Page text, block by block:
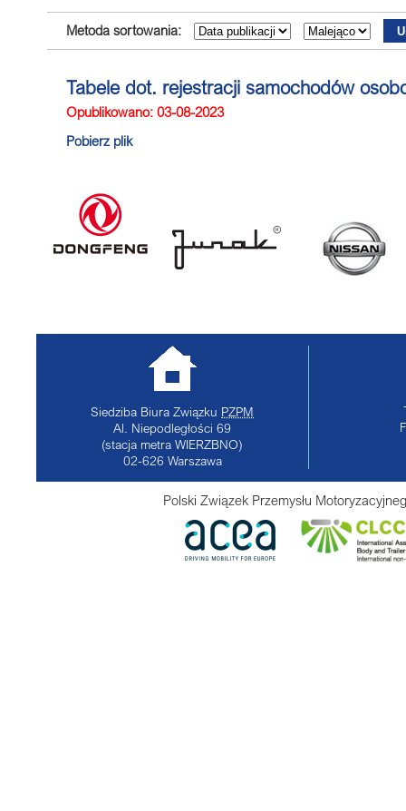
Metoda sortowania:
Tabele dot. rejestracji samochodów
Opublikowano: 03-08-2023
Pobierz plik
Siedziba Biura Związku PZPM
Al. Niepodległości 69
(stacja metra WIERZBNO)
02-626 Warszawa
Polski Związek Przemysłu